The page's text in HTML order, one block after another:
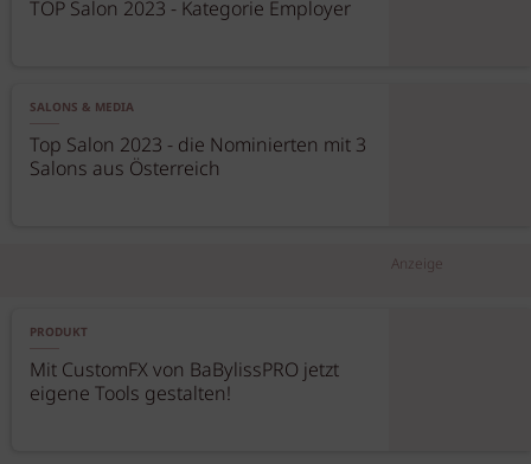
TOP Salon 2023 - Kategorie Employer
SALONS & MEDIA
Top Salon 2023 - die Nominierten mit 3
Salons aus Österreich
Anzeige
PRODUKT
Mit CustomFX von BaBylissPRO jetzt
eigene Tools gestalten!